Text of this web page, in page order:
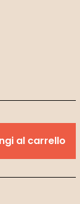
al carrello